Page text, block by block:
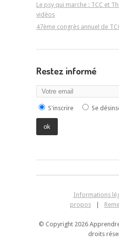
Le psy qui marche : TCC et
vidéos
47ème congrès annuel de
Restez informé
S'inscrire Se
Informations
propos
© Copyright 2026
droits